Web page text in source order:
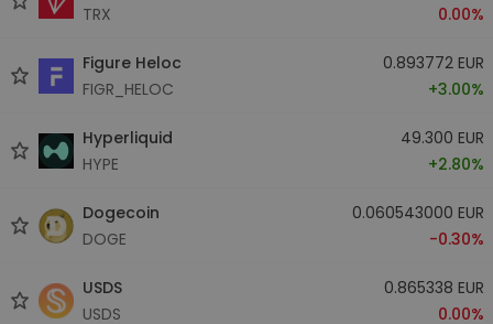
TRX
0.00%
Figure Heloc
FIGR_HELOC
0.893772 EUR
+3.00%
Hyperliquid
HYPE
49.300 EUR
+2.80%
Dogecoin
DOGE
0.060543000 EUR
-0.30%
USDS
USDS
0.865338 EUR
0.00%